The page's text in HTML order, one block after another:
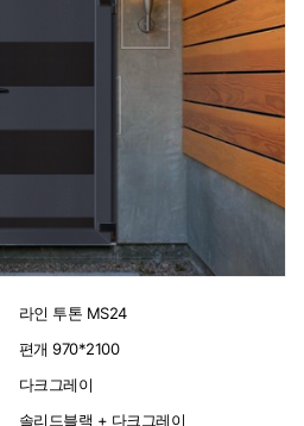
라인 투톤 MS24
편개 970*2100
다크그레이
솔리드블랙 + 다크그레이